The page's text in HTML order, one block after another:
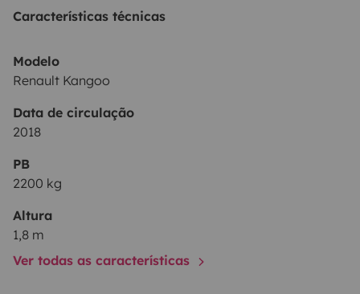
Características técnicas
Modelo
Renault Kangoo
Data de circulação
2018
PB
2200 kg
Altura
1,8 m
Ver todas as características